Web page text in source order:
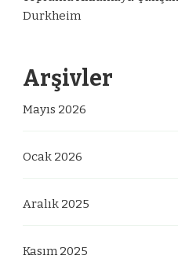
Durkheim
Arşivler
Mayıs 2026
Ocak 2026
Aralık 2025
Kasım 2025